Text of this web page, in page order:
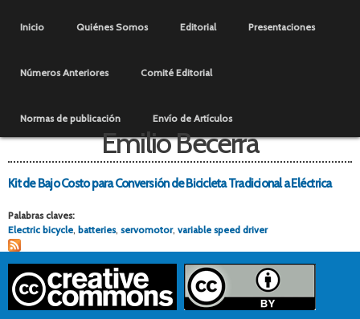
contenido
Menú principal
Inicio Quiénes Somos Editorial Presentaciones
Números Anteriores Comité Editorial
Normas de publicación Envío de Artículos
Emilio Becerra
Kit de Bajo Costo para Conversión de Bicicleta Tradicional a Eléctrica
Palabras claves:
Electric bicycle, batteries, servomotor, variable speed driver